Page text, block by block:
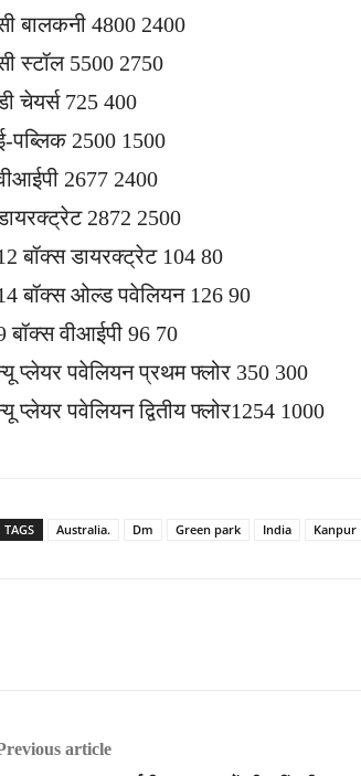
बालकनी 4800 2400
स्टॉल 5500 2750
चेयर्स 725 400
प​ब्लिक 2500 1500
2677 2400
2872 2500
बॉक्स डायरक्ट्रेट 104 80
बॉक्स ओल्ड पवेलियन 126 90
बॉक्स वीआईपी 96 70
प्लेयर पवेलियन प्रथम फ्लोर 350 300
प्लेयर पवेलियन द्वितीय फ्लोर1254 1000
TAGS Australia. Dm Green park India Kanpur
article